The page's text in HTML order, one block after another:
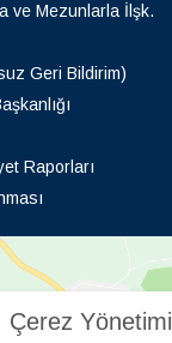
ve Mezunlarla İlşk.
Geri Bildirim)
Raporları
Çerez Yönetimi